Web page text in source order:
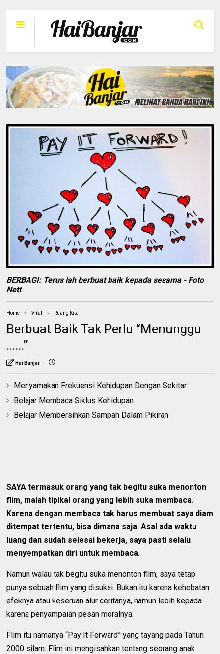
BERBAGI:Terus lah berbuat baik kepada sesama - Foto
Nett
Home Viral Ruang Kita
Berbuat Baik Tak Perlu “Menunggu
......”
Hai Banjar
Menyamakan Frekuensi Kehidupan Dengan Sekitar
Belajar Membaca Siklus Kehidupan
Belajar Membersihkan Sampah Dalam Pikiran
SAYA termasuk orang yang tak begitu suka menonton
flim, malah tipikal orang yang lebih suka membaca.
Karena dengan membaca tak harus membuat saya diam
ditempat tertentu, bisa dimana saja. Asal ada waktu
luang dan sudah selesai bekerja, saya pasti selalu
menyempatkan diri untuk membaca.
Namun walau tak begitu suka menonton flim, saya tetap
punya sebuah flim yang disukai. Bukan itu karena kehebatan
efeknya atau keseruan alur ceritanya, namun lebih kepada
karena penyampaian pesan moralnya.
Flim itu namanya “Pay It Forward” yang tayang pada Tahun
2000 silam. Flim ini mengisahkan tentang seorang anak